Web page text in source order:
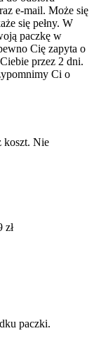
e-mail. Może się
się pełny. W
paczkę w
Cię zapyta o
przez 2 dni.
Ci o
koszt. Nie
zł
paczki.